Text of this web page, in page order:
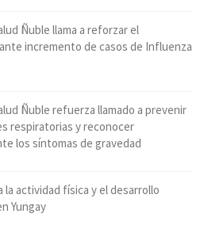
Ñuble llama a reforzar el
incremento de casos de Influenza
Ñuble refuerza llamado a prevenir
respiratorias y reconocer
los síntomas de gravedad
la actividad física y el desarrollo
Yungay